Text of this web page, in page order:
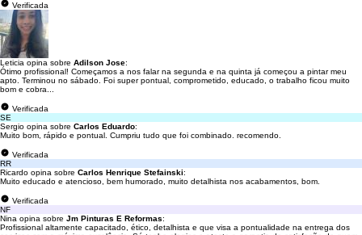
Verificada
Leticia opina sobre Adilson Jose:
Ótimo profissional! Começamos a nos falar na segunda e na quinta já começou a pintar meu
apto. Terminou no sábado. Foi super pontual, comprometido, educado, o trabalho ficou muito
bom e cobra...
Verificada
SE
Sergio opina sobre Carlos Eduardo:
Muito bom, rápido e pontual. Cumpriu tudo que foi combinado. recomendo.
Verificada
RR
Ricardo opina sobre Carlos Henrique Stefainski:
Muito educado e atencioso, bem humorado, muito detalhista nos acabamentos, bom.
Verificada
NF
Nina opina sobre Jm Pinturas E Reformas:
Profissional altamente capacitado, ético, detalhista e que visa a pontualidade na entrega dos